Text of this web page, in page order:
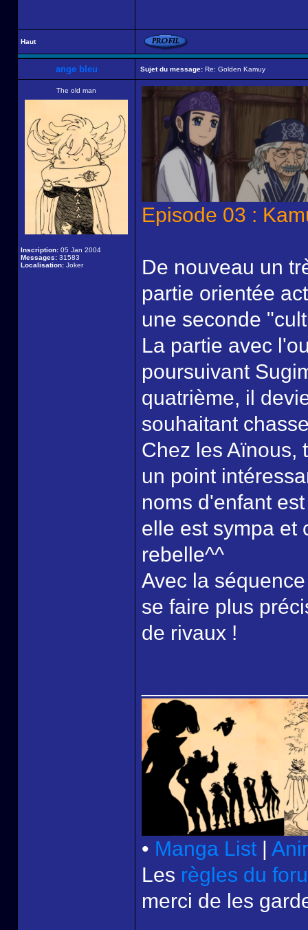
Haut
ange bleu Sujet du message: Re: Golden Kamuy
The old man
Inscription: 05 Jan 2004
Messages: 31583
Localisation: Joker
Episode 03 :
De nouveau un
partie orientée
une seconde
La partie avec
poursuivant
quatrième, il
souhaitant
Chez les Aïnous,
un point
noms d'enfant
elle est sympa et
rebelle^^
Avec la
se faire plus
de rivaux !
• Manga List |
Les règles du
merci de les